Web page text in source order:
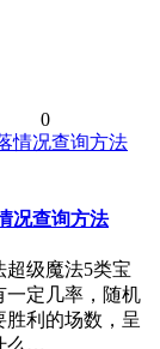
0
况查询方法
级魔法5类宝
一定几率，随机
利的场数，呈
么…